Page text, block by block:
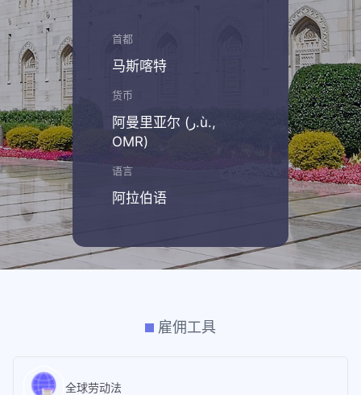
首都
马斯喀特
货币
阿曼里亚尔 (ر.ù.,
OMR)
语言
阿拉伯语
雇佣工具
全球劳动法